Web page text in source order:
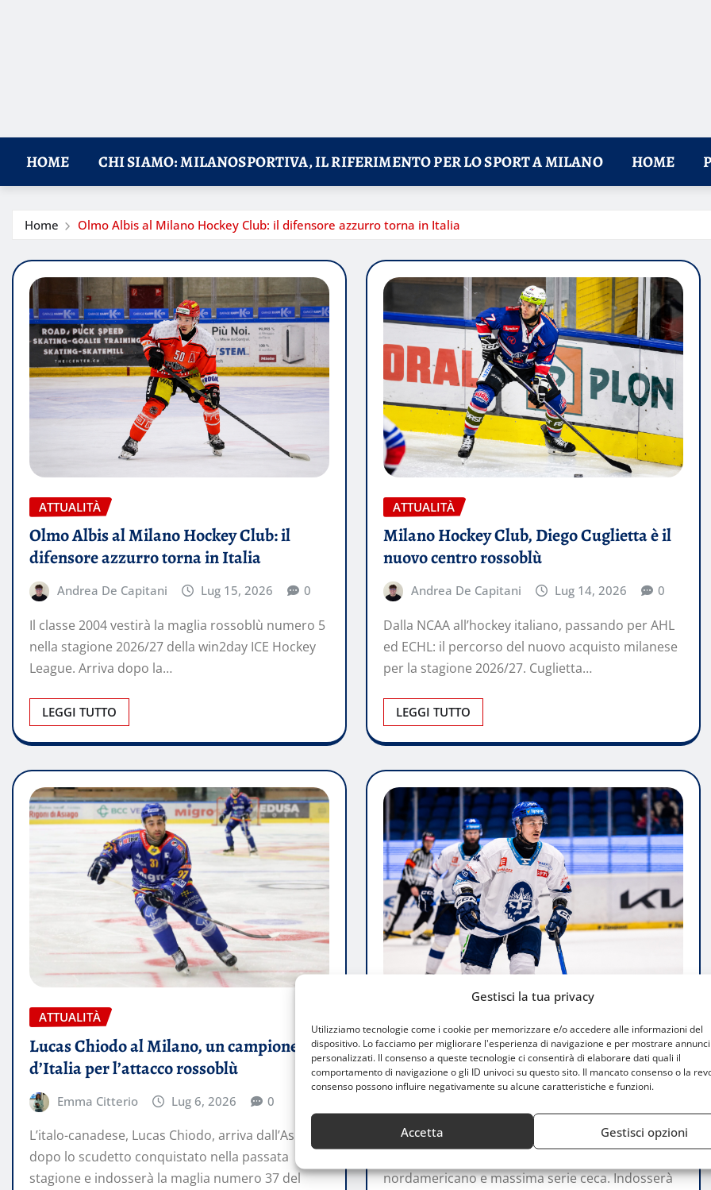
Gestisci la tua privacy
Utilizziamo tecnologie come i cookie per memorizzare e/o accedere alle informazioni del
dispositivo. Lo facciamo per migliorare l'esperienza di navigazione e per mostrare
personalizzati. Il consenso a queste tecnologie ci consentirà di elaborare dati quali il
comportamento di navigazione o gli ID univoci su questo sito. Il mancato consenso o la
consenso possono influire negativamente su alcune caratteristiche e funzioni.
Accetta Gestisci opzioni
HOME CHI SIAMO: MILANOSPORTIVA, IL RIFERIMENTO PER LO SPORT A MILANO HOME
Home Olmo Albis al Milano Hockey Club: il difensore azzurro torna in Italia
ATTUALITÀ
Olmo Albis al Milano Hockey Club: il
difensore azzurro torna in Italia
Andrea De Capitani Lug 15, 2026 0
Il classe 2004 vestirà la maglia rossoblù numero 5
nella stagione 2026/27 della win2day ICE Hockey
League. Arriva dopo la…
LEGGI TUTTO
ATTUALITÀ
Milano Hockey Club, Diego Cuglietta è il
nuovo centro rossoblù
Andrea De Capitani Lug 14, 2026 0
Dalla NCAA all’hockey italiano, passando per AHL
ed ECHL: il percorso del nuovo acquisto milanese
per la stagione 2026/27. Cuglietta…
LEGGI TUTTO
ATTUALITÀ
Lucas Chiodo al Milano, un campione
d’Italia per l’attacco rossoblù
Emma Citterio Lug 6, 2026 0
L’italo-canadese, Lucas Chiodo, arriva dall’Asiago
dopo lo scudetto conquistato nella passata
stagione e indosserà la maglia numero 37 del
Wyatte Wylie al Milano: esperienza e
qualità per la nuova difesa
Il difensore statunitense arriva in rossoblù dopo
nordamericano e massima serie ceca. Indosserà